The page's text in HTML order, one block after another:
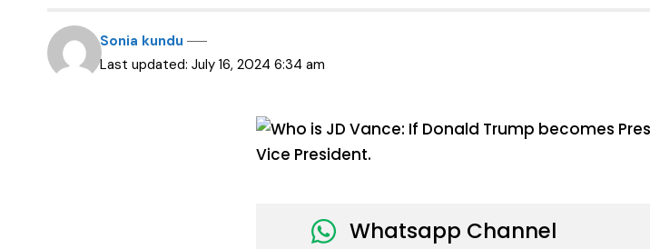
Last updated: July 16, 2024 6:34 am
Sonia kundu
Whatsapp Channel